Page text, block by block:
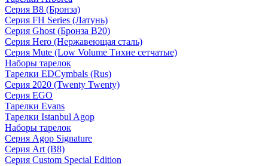
Серия B8 (Бронза)
Серия FH Series (Латунь)
Серия Ghost (Бронза B20)
Серия Hero (Нержавеющая сталь)
Серия Mute (Low Volume Тихие сетчатые)
Наборы тарелок
Тарелки EDCymbals (Rus)
Серия 2020 (Twenty Twenty)
Серия EGO
Тарелки Evans
Тарелки Istanbul Agop
Наборы тарелок
Серия Agop Signature
Серия Art (B8)
Серия Custom Special Edition